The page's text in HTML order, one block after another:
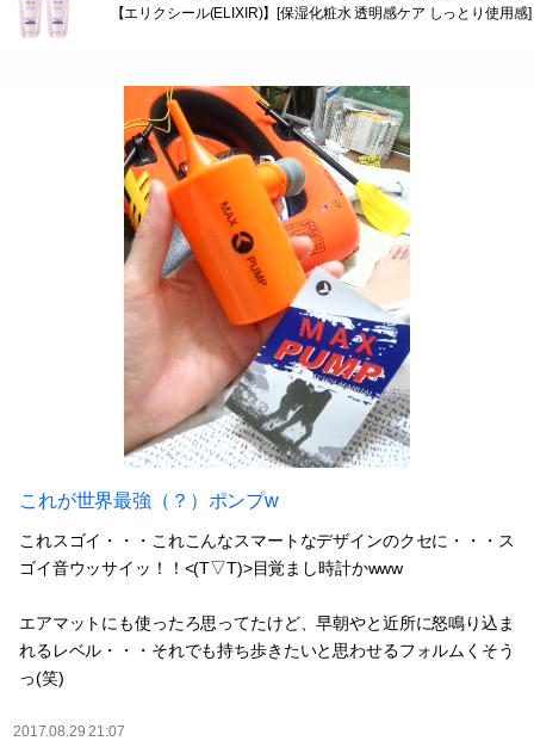
【エリクシール(ELIXIR)】[保湿化粧水 透明感ケア しっとり使用感]
これが世界最強（？）ポンプw
これスゴイ・・・これこんなスマートなデザインのクセに・・・ス
ゴイ音ウッサイッ！！<(T▽T)>目覚まし時計かwww
エアマットにも使ったろ思ってたけど、早朝やと近所に怒鳴り込ま
れるレベル・・・それでも持ち歩きたいと思わせるフォルムくそう
っ(笑)
2017.08.29 21:07